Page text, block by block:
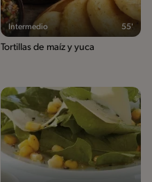
Intermedio 55'
Tortillas de maíz y yuca